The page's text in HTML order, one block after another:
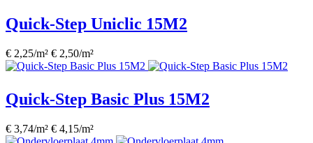
Quick-Step Uniclic 15M2
€ 2,25/m² € 2,50/m²
Quick-Step Basic Plus 15M2
€ 3,74/m² € 4,15/m²